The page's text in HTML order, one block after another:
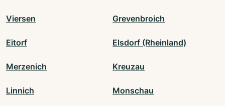
Viersen Grevenbroich
Eitorf Elsdorf (Rheinland)
Merzenich Kreuzau
Linnich Monschau